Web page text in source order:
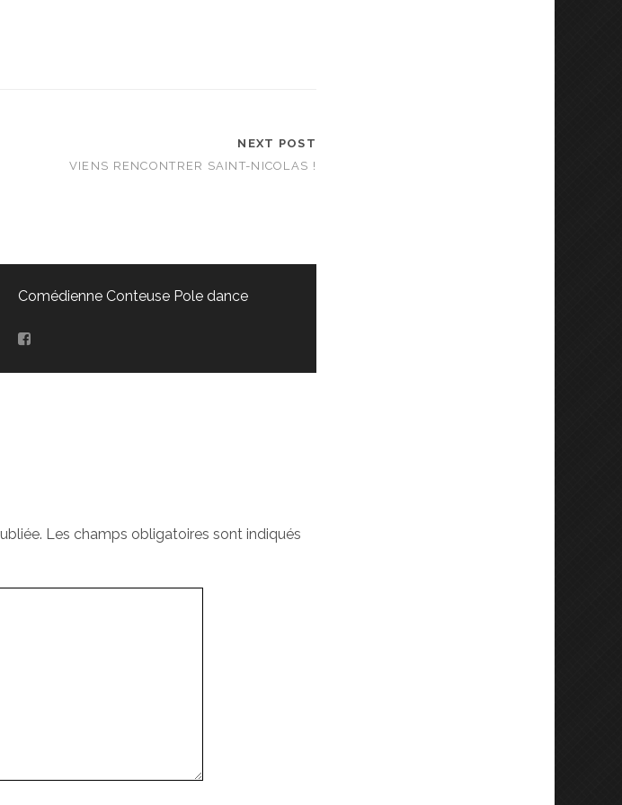
NEXT POST
VIENS RENCONTRER SAINT-NICOLAS !
Comédienne Conteuse Pole dance
Les champs obligatoires sont indiqués